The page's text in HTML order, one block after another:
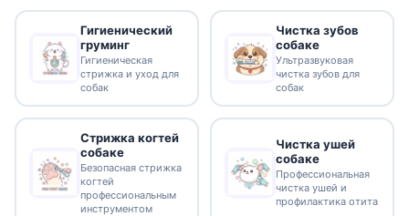
Гигиенический
груминг
Гигиеническая
стрижка и уход для
собак
Чистка зубов
собаке
Ультразвуковая
чистка зубов для
собак
Стрижка когтей
собаке
Безопасная стрижка
когтей
профессиональным
инструментом
Чистка ушей
собаке
Профессиональная
чистка ушей и
профилактика отита